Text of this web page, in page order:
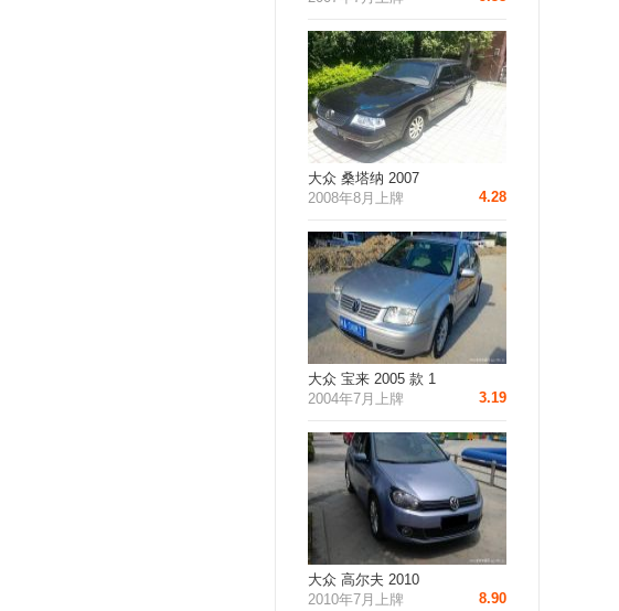
大众 桑塔纳 2007
2008年8月上牌
4.28
大众 宝来 2005 款 1
2004年7月上牌
3.19
大众 高尔夫 2010
2010年7月上牌
8.90